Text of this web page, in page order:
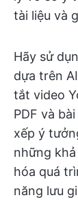
tài liệu và
Hãy sử
dựa trên
tắt video
PDF và
xếp ý
những
hóa quá
năng lưu